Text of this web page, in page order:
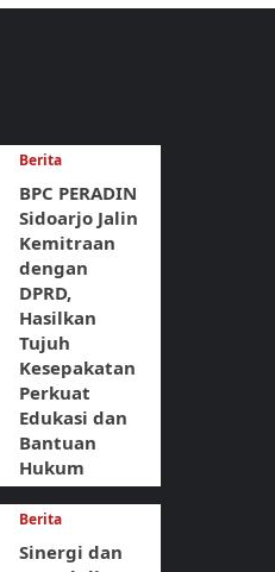
Berita
BPC PERADIN
Sidoarjo Jalin
Kemitraan
dengan
DPRD,
Hasilkan
Tujuh
Kesepakatan
Perkuat
Edukasi dan
Bantuan
Hukum
Berita
Sinergi dan